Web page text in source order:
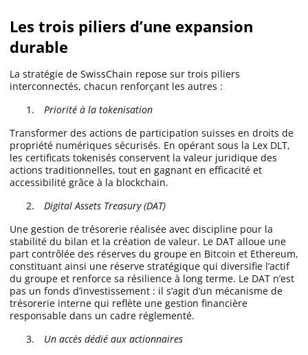
Les trois piliers d’une expansion
durable
La stratégie de SwissChain repose sur trois piliers
interconnectés, chacun renforçant les autres :
Priorité à la tokenisation
Transformer des actions de participation suisses en droits de
propriété numériques sécurisés. En opérant sous la Lex DLT,
les certificats tokenisés conservent la valeur juridique des
actions traditionnelles, tout en gagnant en efficacité et
accessibilité grâce à la blockchain.
Digital Assets Treasury (DAT)
Une gestion de trésorerie réalisée avec discipline pour la
stabilité du bilan et la création de valeur. Le DAT alloue une
part contrôlée des réserves du groupe en Bitcoin et Ethereum,
constituant ainsi une réserve stratégique qui diversifie l’actif
du groupe et renforce sa résilience à long terme. Le DAT n’est
pas un fonds d’investissement : il s’agit d’un mécanisme de
trésorerie interne qui reflète une gestion financière
responsable dans un cadre réglementé.
Un accès dédié aux actionnaires